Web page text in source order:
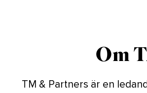
Om
TM & Partners är en